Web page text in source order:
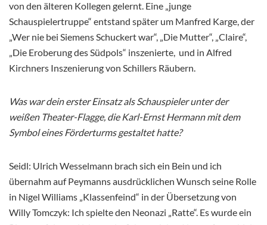
von den älteren Kollegen gelernt. Eine „junge
Schauspielertruppe“ entstand später um Manfred Karge, der
„Wer nie bei Siemens Schuckert war“, „Die Mutter“, „Claire“,
„Die Eroberung des Südpols“ inszenierte, und in Alfred
Kirchners Inszenierung von Schillers Räubern.
Was war dein erster Einsatz als Schauspieler unter der
weißen Theater-Flagge, die Karl-Ernst Hermann mit dem
Symbol eines Förderturms gestaltet hatte?
Seidl: Ulrich Wesselmann brach sich ein Bein und ich
übernahm auf Peymanns ausdrücklichen Wunsch seine Rolle
in Nigel Williams „Klassenfeind“ in der Übersetzung von
Willy Tomczyk: Ich spielte den Neonazi „Ratte“. Es wurde ein